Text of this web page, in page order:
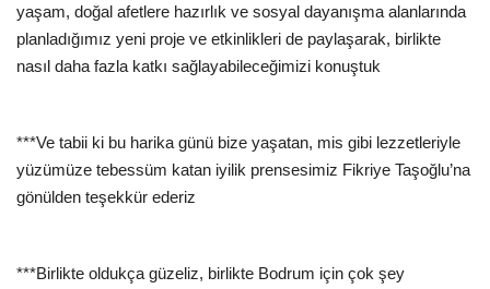
yaşam, doğal afetlere hazırlık ve sosyal dayanışma alanlarında
planladığımız yeni proje ve etkinlikleri de paylaşarak, birlikte
nasıl daha fazla katkı sağlayabileceğimizi konuştuk
***Ve tabii ki bu harika günü bize yaşatan, mis gibi lezzetleriyle
yüzümüze tebessüm katan iyilik prensesimiz Fikriye Taşoğlu’na
gönülden teşekkür ederiz
***Birlikte oldukça güzeliz, birlikte Bodrum için çok şey